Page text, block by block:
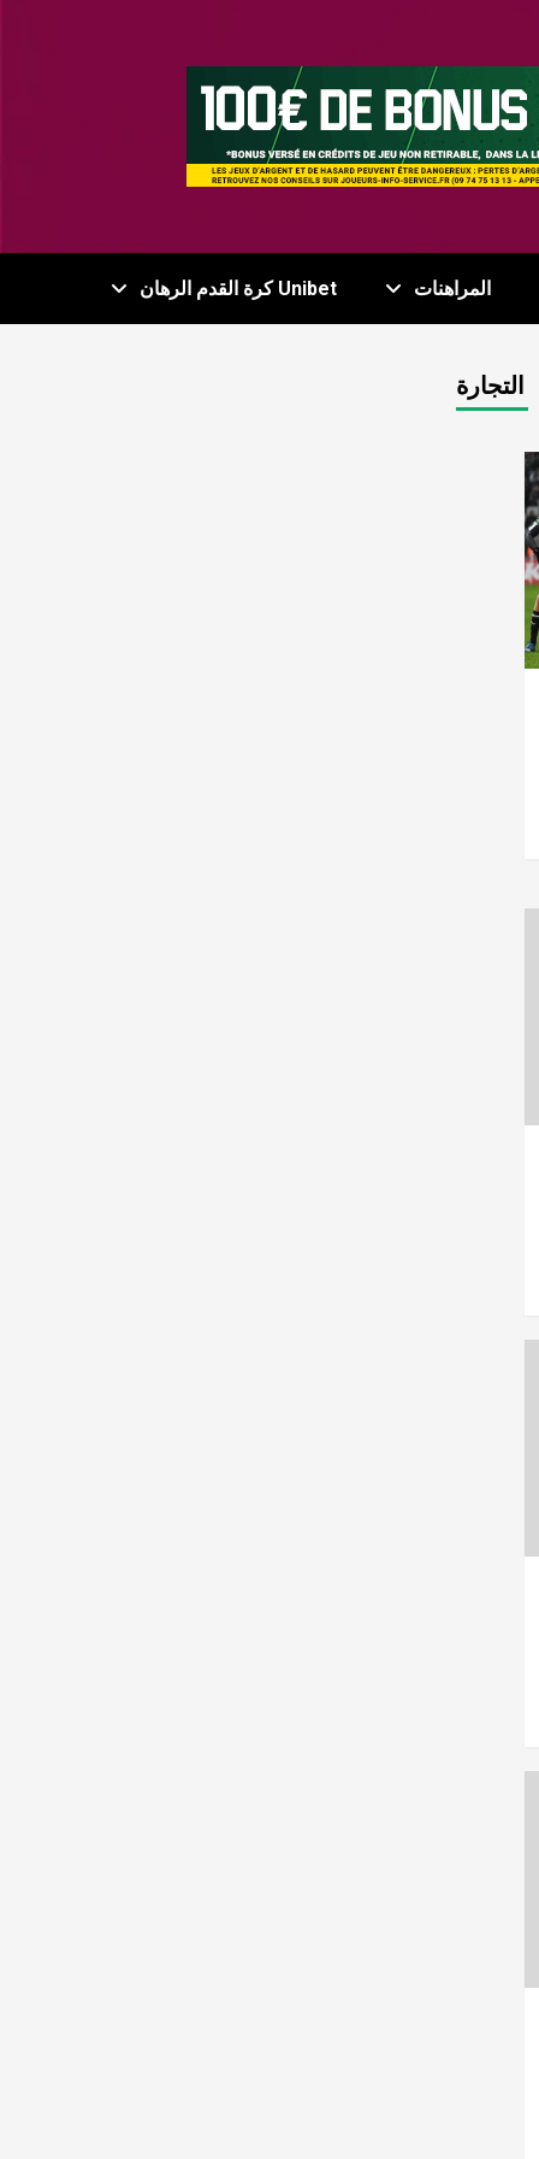
Unibet كرة القدم الرهان المراهنات
التجارة